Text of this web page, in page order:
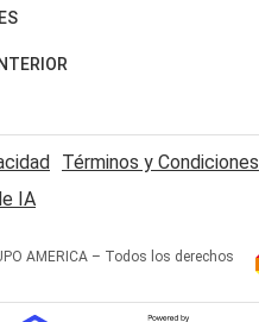
Términos y Condiciones
IA
AMERICA – Todos los derechos